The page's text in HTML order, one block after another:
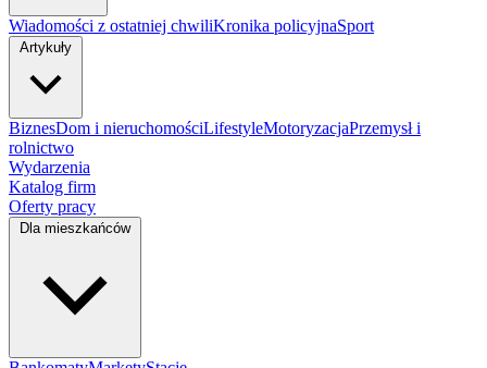
Wiadomości z ostatniej chwiliKronika policyjnaSport
Artykuły
BiznesDom i nieruchomościLifestyleMotoryzacjaPrzemysł i
rolnictwo
Wydarzenia
Katalog firm
Oferty pracy
Dla mieszkańców